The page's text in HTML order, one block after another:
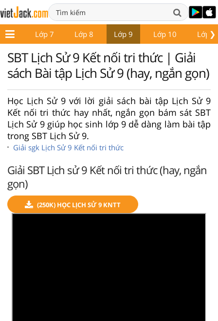
❯
6 Lớp 7 Lớp 8 Lớp 9 Lớp 10 Lớp
SBT Lịch Sử 9 Kết nối tri thức | Giải
sách Bài tập Lịch Sử 9 (hay, ngắn gọn)
Học Lịch Sử 9 với lời giải sách bài tập Lịch Sử 9
Kết nối tri thức hay nhất, ngắn gọn bám sát SBT
Lịch Sử 9 giúp học sinh lớp 9 dễ dàng làm bài tập
trong SBT Lịch Sử 9.
Giải sgk Lịch Sử 9 Kết nối tri thức
Giải SBT Lịch sử 9 Kết nối tri thức (hay, ngắn
gọn)
(250K) HỌC LỊCH SỬ 9 KNTT